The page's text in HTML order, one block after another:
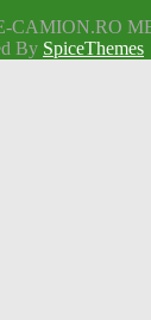
CAMION.RO
By SpiceThemes